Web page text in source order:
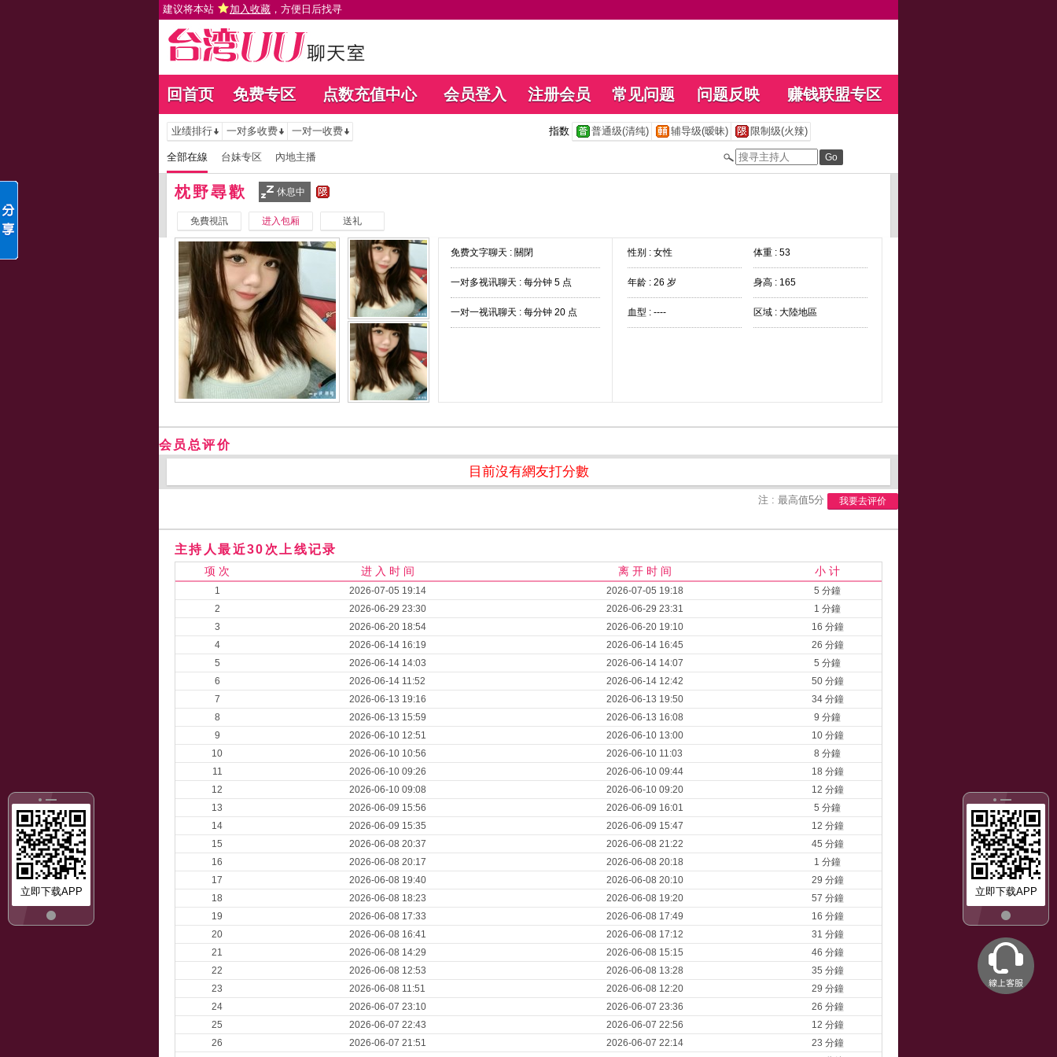
建议将本站 加入收藏 ，方便日后找寻
回首页 免费专区 点数充值中心 会员登入 注册会员 常见问题 问题反映 赚钱联盟专区
立即下载APP
立即下载APP
业绩排行 一对多收费 一对一收费 指数 普通级(清纯) 辅导级(暧昧) 限制级(火辣)
全部在線 台妹专区 內地主播
枕野尋歡 休息中
免費視訊 进入包厢 送礼
免费文字聊天 : 關閉
一对多视讯聊天 : 每分钟 5 点
一对一视讯聊天 : 每分钟 20 点
性别 : 女性 体重 : 53
年龄 : 26 岁 身高 : 165
血型 : ---- 区域 : 大陸地區
会员总评价
目前沒有網友打分數
注 : 最高值5分 我要去评价
主持人最近30次上线记录
项 次 进 入 时 间 离 开 时 间 小 计
1 2026-07-05 19:14 2026-07-05 19:18
5 分鐘
2
2026-06-29 23:30 2026-06-29 23:31
1 分鐘
3
2026-06-20 18:54 2026-06-20 19:10
16 分鐘
4
2026-06-14 16:19 2026-06-14 16:45
26 分鐘
5
2026-06-14 14:03 2026-06-14 14:07
5 分鐘
6
2026-06-14 11:52 2026-06-14 12:42
50 分鐘
7
2026-06-13 19:16 2026-06-13 19:50
34 分鐘
8
2026-06-13 15:59 2026-06-13 16:08
9 分鐘
9
2026-06-10 12:51 2026-06-10 13:00
10 分鐘
10
2026-06-10 10:56 2026-06-10 11:03
8 分鐘
11
2026-06-10 09:26 2026-06-10 09:44
18 分鐘
12
2026-06-10 09:08 2026-06-10 09:20
12 分鐘
13
2026-06-09 15:56 2026-06-09 16:01
5 分鐘
14
2026-06-09 15:35 2026-06-09 15:47
12 分鐘
15
2026-06-08 20:37 2026-06-08 21:22
45 分鐘
16
2026-06-08 20:17 2026-06-08 20:18
1 分鐘
17
2026-06-08 19:40 2026-06-08 20:10
29 分鐘
18
2026-06-08 18:23 2026-06-08 19:20
57 分鐘
19
2026-06-08 17:33 2026-06-08 17:49
16 分鐘
20
2026-06-08 16:41 2026-06-08 17:12
31 分鐘
21
2026-06-08 14:29 2026-06-08 15:15
46 分鐘
22
2026-06-08 12:53 2026-06-08 13:28
35 分鐘
23
2026-06-08 11:51 2026-06-08 12:20
29 分鐘
24
2026-06-07 23:10 2026-06-07 23:36
26 分鐘
25
2026-06-07 22:43 2026-06-07 22:56
12 分鐘
26
2026-06-07 21:51 2026-06-07 22:14
23 分鐘